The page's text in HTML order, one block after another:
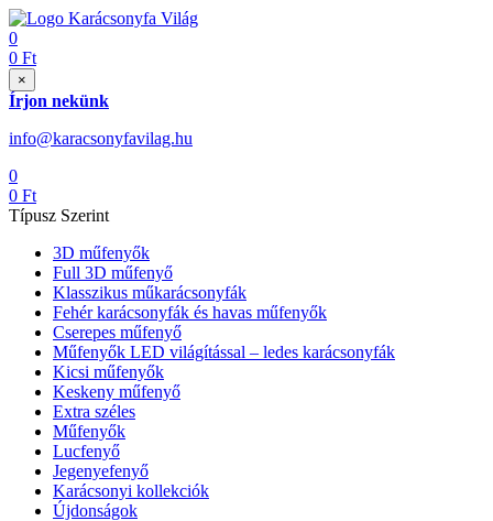
0
0 Ft
×
Írjon nekünk
info@karacsonyfavilag.hu
0
0 Ft
Típusz Szerint
3D műfenyők
Full 3D műfenyő
Klasszikus műkarácsonyfák
Fehér karácsonyfák és havas műfenyők
Cserepes műfenyő
Műfenyők LED világítással – ledes karácsonyfák
Kicsi műfenyők
Keskeny műfenyő
Extra széles
Műfenyők
Lucfenyő
Jegenyefenyő
Karácsonyi kollekciók
Újdonságok